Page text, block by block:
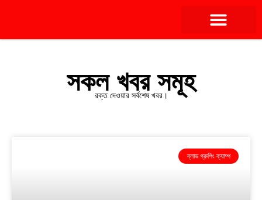
সকল খবর সমূহ
রক্ত দেওয়ার সর্বশেষ খবর।
ব্লাড গ্রুপিং ক্যাম্প